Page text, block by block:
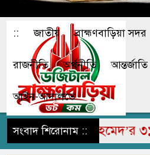
:: জাতীয় ব্রাহ্মণবাড়িয়া সদর
রাজনীতি অর্থনীতি আন্তর্জাতি
আইন-আদালতে
সংবাদ শিরোনাম ::
উদ্দিন আহমেদ’র ৩১ তম